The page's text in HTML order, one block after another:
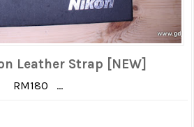
Leather Strap [NEW]
RM180 ...